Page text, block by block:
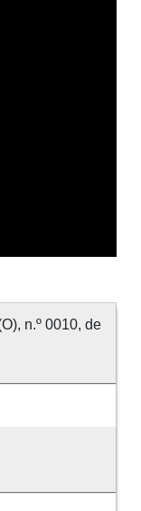
n.º 0010, de